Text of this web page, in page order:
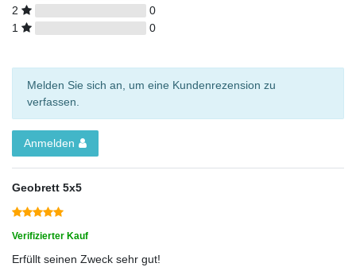
2
0
1
0
Melden Sie sich an, um eine Kundenrezension zu
verfassen.
Anmelden
Geobrett 5x5
Verifizierter Kauf
Erfüllt seinen Zweck sehr gut!